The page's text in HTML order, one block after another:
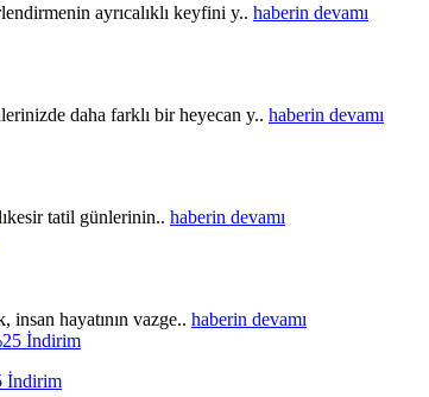
ayrıcalıklı keyfini y.. haberin devamı
daha farklı bir heyecan y.. haberin devamı
tatil günlerinin.. haberin devamı
hayatının vazge.. haberin devamı
İndirim